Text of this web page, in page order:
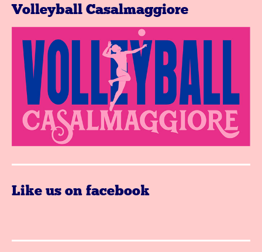
Volleyball Casalmaggiore
Like us on facebook